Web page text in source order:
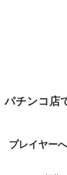
パチンコ店
プレイヤー